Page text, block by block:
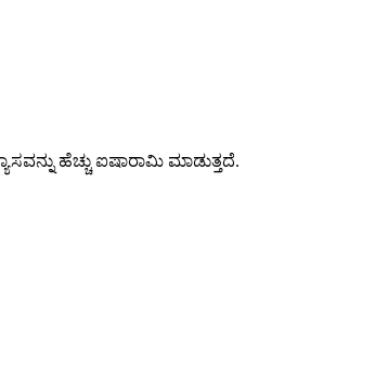
ಹೆಚ್ಚು ಐಷಾರಾಮಿ ಮಾಡುತ್ತದೆ.